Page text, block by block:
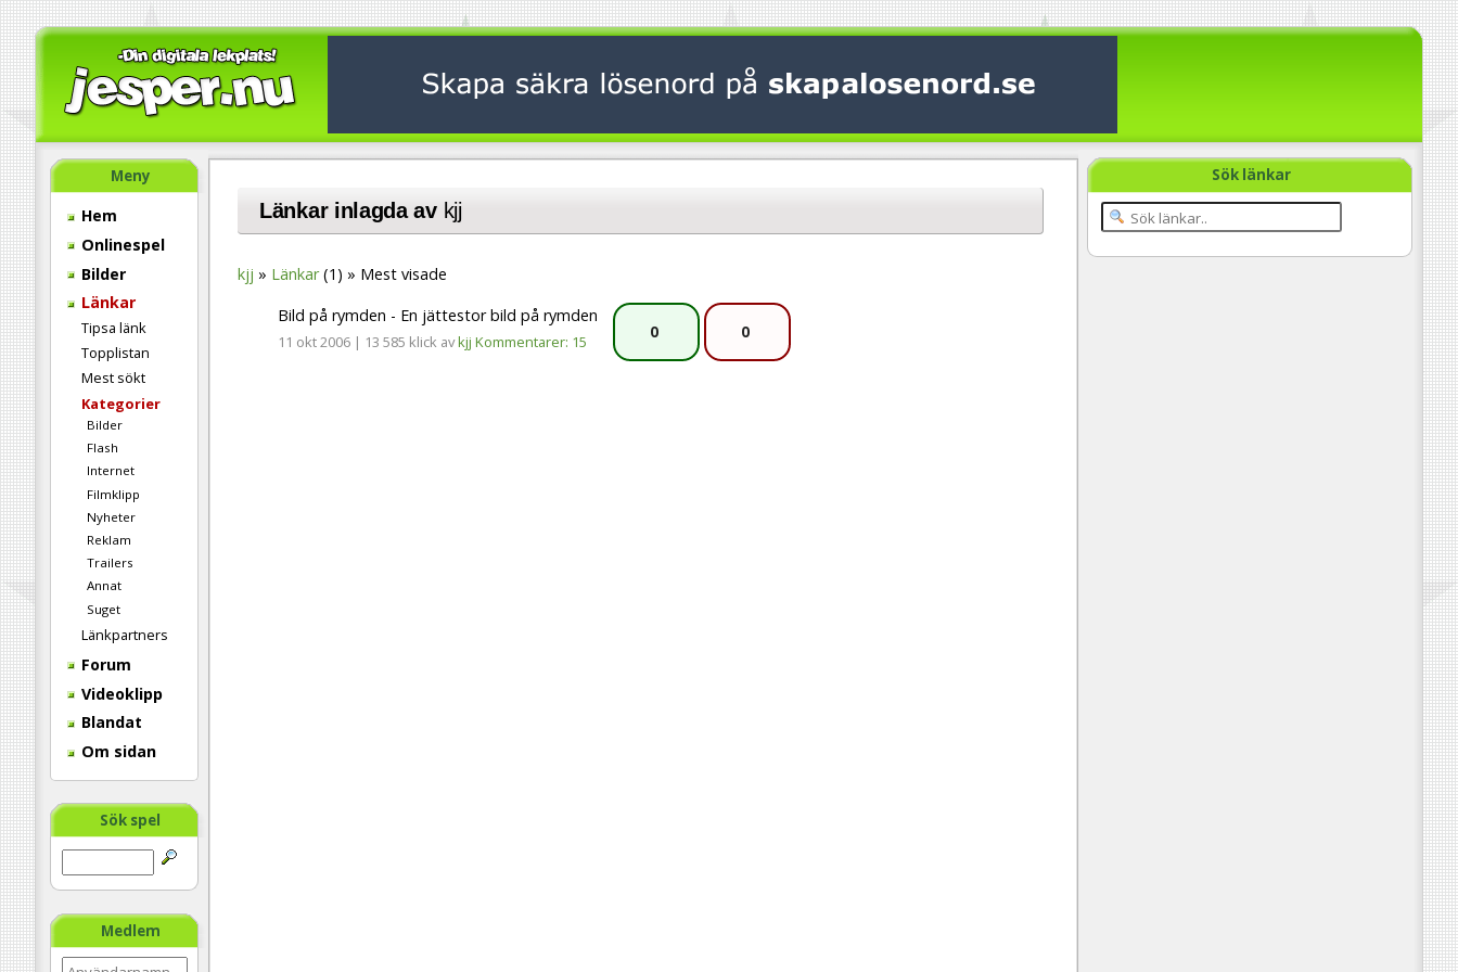
Meny
Hem
Onlinespel
Bilder
Länkar
Tipsa länk
Topplistan
Mest sökt
Kategorier
Bilder
Flash
Internet
Filmklipp
Nyheter
Reklam
Trailers
Annat
Suget
Länkpartners
Forum
Videoklipp
Blandat
Om sidan
Sök spel
Medlem
Sök länkar
Länkar inlagda av kjj
kjj Länkar(1) Mest visade
Bild på rymden - En jättestor bild på rymden
11 okt 2006 | 13 585 klick avkjj Kommentarer: 15 0 0